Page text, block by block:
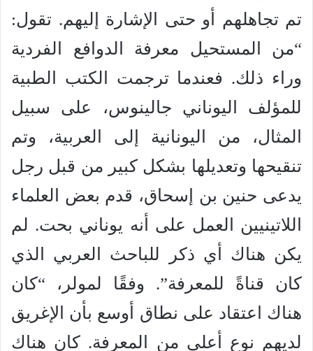
تم تجاهلهم أو حتى الإشارة إليهم. تقول:
“من المستحيل معرفة الدوافع الفردية
وراء ذلك. فعندما ترجمت الكتب الطبية
للمؤلف اليوناني جالينوس، على سبيل
المثال، من اليونانية إلى العربية، وتم
تنقيحها وتعديلها بشكل كبير من قبل رجل
يدعى حنين بن إسحاق، قدم بعض العلماء
اللاتينيين العمل على أنه يوناني بحت. لم
يكن هناك أي ذكر للباحث العربي الذي
كان قناةً للمعرفة”. وفقًا لمولر، “كان
هناك اعتقاد على نطاق أوسع بأن الإغريق
لديهم نوع أعلى من المعرفة. كان هناك